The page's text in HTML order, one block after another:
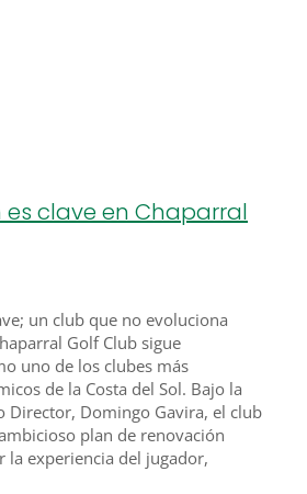
es clave en Chaparral
un club que no evoluciona
Golf Club sigue
uno de los clubes más
de la Costa del Sol. Bajo la
Director, Domingo Gavira, el club
plan de renovación
la experiencia del jugador,